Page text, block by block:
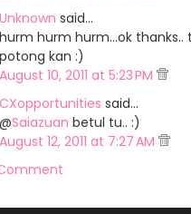
Unknown said…
hurm hurm hurm...ok
potong kan :)
August 10, 2011 at 5:23 PM
CXopportunities said…
@Saiazuan betul tu.. :)
August 12, 2011 at 7:27 AM